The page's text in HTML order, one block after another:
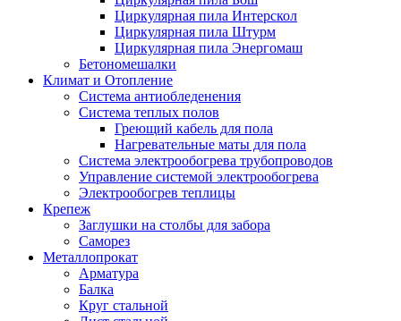
Циркулярная пила Интерскол
Циркулярная пила Штурм
Циркулярная пила Энергомаш
Бетономешалки
Климат и Отопление
Система антиобледенения
Система теплых полов
Греющий кабель для пола
Нагревательные маты для пола
Система электрообогрева трубопроводов
Управление системой электрообогрева
Электрообогрев теплицы
Крепеж
Заглушки на столбы для забора
Саморез
Металлопрокат
Арматура
Балка
Круг стальной